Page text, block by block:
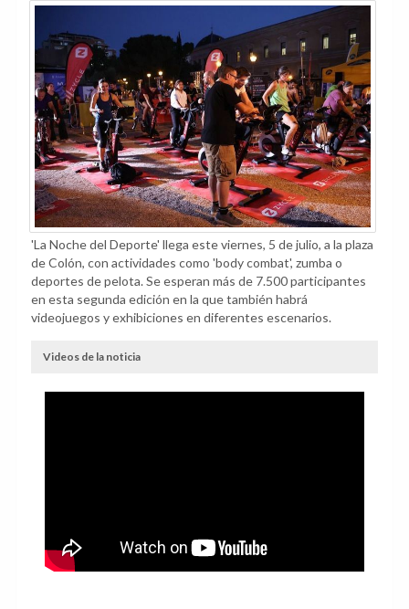
'La Noche del Deporte' llega este viernes, 5 de julio, a la plaza
de Colón, con actividades como 'body combat', zumba o
deportes de pelota. Se esperan más de 7.500 participantes
en esta segunda edición en la que también habrá
videojuegos y exhibiciones en diferentes escenarios.
Videos de la noticia